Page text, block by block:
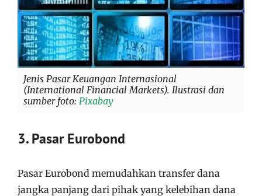
Jenis Pasar Keuangan Internasional
(International Financial Markets). Ilustrasi dan
sumber foto: Pixabay
3. Pasar Eurobond
Pasar Eurobond memudahkan transfer dana
jangka panjang dari pihak yang kelebihan dana